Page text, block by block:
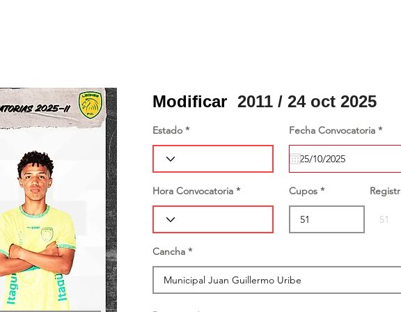
Modificar 2011 / 24 oct 2025
Estado Fecha Convocatoria *r
q
e
d
Hora Convocatoria Cupos
Cancha